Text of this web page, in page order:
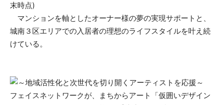
末時点)
マンションを軸としたオーナー様の夢の実現サポートと、
城南３区エリアでの入居者の理想のライフスタイルを叶え続
けている。